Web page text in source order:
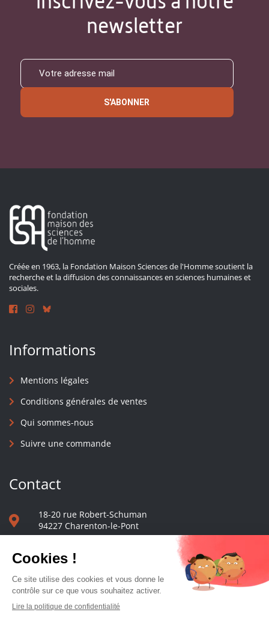
newsletter
S'ABONNER
Créée en 1963, la Fondation Maison Sciences de l'Homme soutient la
recherche et la diffusion des connaissances en sciences humaines et
sociales.
Informations
Mentions légales
Conditions générales de ventes
Qui sommes-nous
Suivre une commande
Contact
18-20 rue Robert-Schuman
94227 Charenton-le-Pont